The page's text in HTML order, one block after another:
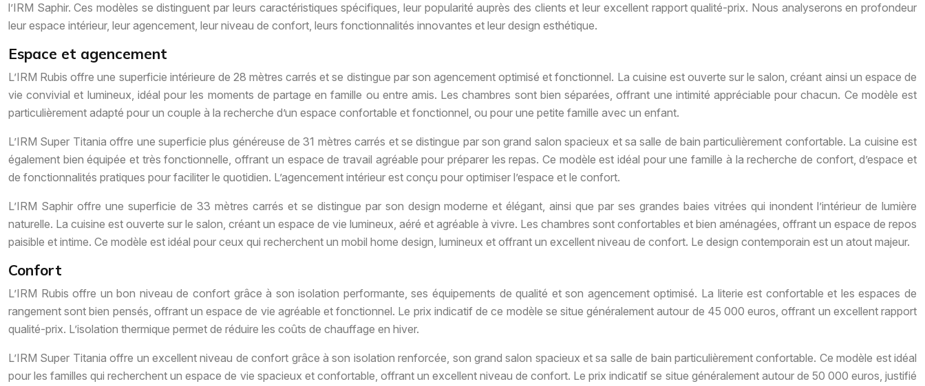
l’IRM Saphir. Ces modèles se distinguent par leurs caractéristiques spécifiques, leur popularité auprès des clients et leur excellent rapport qualité-prix. Nous analyserons en profondeur
leur espace intérieur, leur agencement, leur niveau de confort, leurs fonctionnalités innovantes et leur design esthétique.
Espace et agencement
L’IRM Rubis offre une superficie intérieure de 28 mètres carrés et se distingue par son agencement optimisé et fonctionnel. La cuisine est ouverte sur le salon, créant ainsi un espace de
vie convivial et lumineux, idéal pour les moments de partage en famille ou entre amis. Les chambres sont bien séparées, offrant une intimité appréciable pour chacun. Ce modèle est
particulièrement adapté pour un couple à la recherche d’un espace confortable et fonctionnel, ou pour une petite famille avec un enfant.
L’IRM Super Titania offre une superficie plus généreuse de 31 mètres carrés et se distingue par son grand salon spacieux et sa salle de bain particulièrement confortable. La cuisine est
également bien équipée et très fonctionnelle, offrant un espace de travail agréable pour préparer les repas. Ce modèle est idéal pour une famille à la recherche de confort, d’espace et
de fonctionnalités pratiques pour faciliter le quotidien. L’agencement intérieur est conçu pour optimiser l’espace et le confort.
L’IRM Saphir offre une superficie de 33 mètres carrés et se distingue par son design moderne et élégant, ainsi que par ses grandes baies vitrées qui inondent l’intérieur de lumière
naturelle. La cuisine est ouverte sur le salon, créant un espace de vie lumineux, aéré et agréable à vivre. Les chambres sont confortables et bien aménagées, offrant un espace de repos
paisible et intime. Ce modèle est idéal pour ceux qui recherchent un mobil home design, lumineux et offrant un excellent niveau de confort. Le design contemporain est un atout majeur.
Confort
L’IRM Rubis offre un bon niveau de confort grâce à son isolation performante, ses équipements de qualité et son agencement optimisé. La literie est confortable et les espaces de
rangement sont bien pensés, offrant un espace de vie agréable et fonctionnel. Le prix indicatif de ce modèle se situe généralement autour de 45 000 euros, offrant un excellent rapport
qualité-prix. L’isolation thermique permet de réduire les coûts de chauffage en hiver.
L’IRM Super Titania offre un excellent niveau de confort grâce à son isolation renforcée, son grand salon spacieux et sa salle de bain particulièrement confortable. Ce modèle est idéal
pour les familles qui recherchent un espace de vie spacieux et confortable, offrant un excellent niveau de confort. Le prix indicatif se situe généralement autour de 50 000 euros, justifié